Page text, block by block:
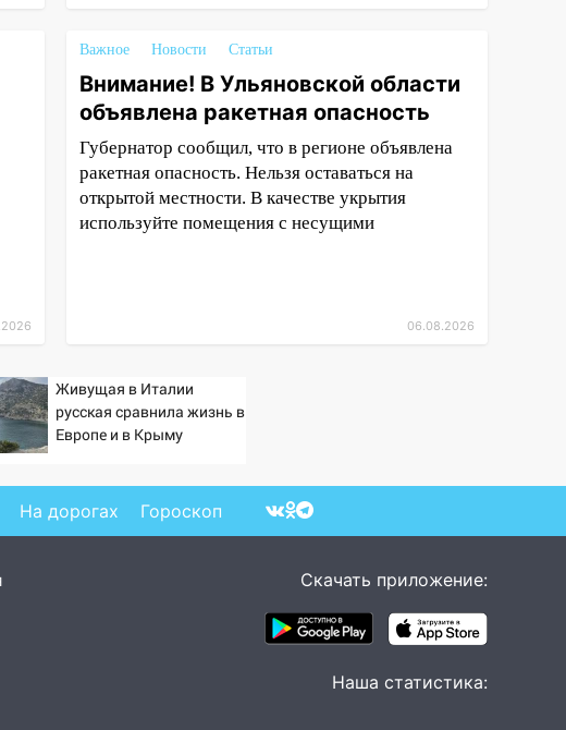
Важное Новости Статьи
Внимание! В Ульяновской области
объявлена ракетная опасность
Губернатор сообщил, что в регионе объявлена
ракетная опасность. Нельзя оставаться на
открытой местности. В качестве укрытия
используйте помещения с несущими
06.08.2026
Живущая в Италии
русская сравнила жизнь в
Европе и в Крыму
На дорогах Гороскоп
Скачать приложение:
Наша статистика: